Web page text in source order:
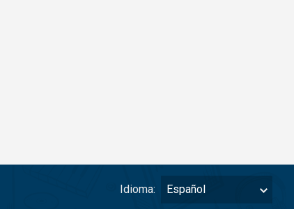
Idioma: Español